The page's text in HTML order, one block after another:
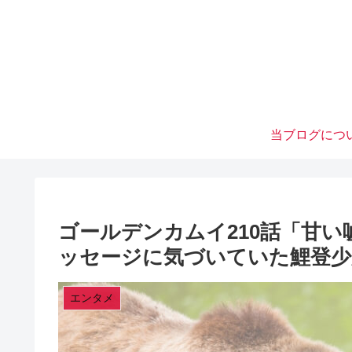
当ブログにつ
ゴールデンカムイ210話「甘
ッセージに気づいていた鯉登
エンタメ